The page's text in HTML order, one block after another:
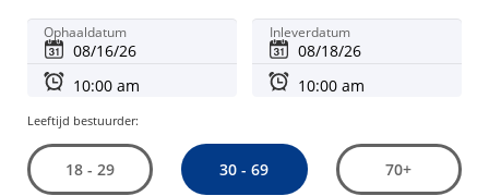
Ophaaldatum Inleverdatum
Leeftijd bestuurder:
18 - 29 30 - 69 70+